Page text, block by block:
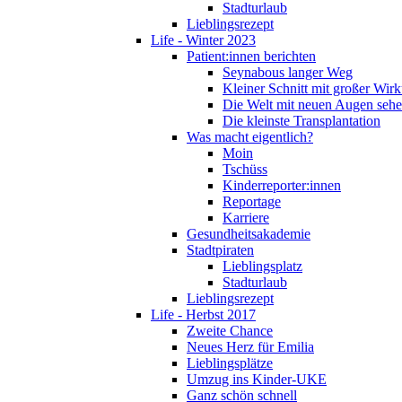
Stadturlaub
Lieblingsrezept
Life - Winter 2023
Patient:innen berichten
Seynabous langer Weg
Kleiner Schnitt mit großer
Die Welt mit neuen Augen
Die kleinste Transplantation
Was macht eigentlich?
Moin
Tschüss
Kinderreporter:innen
Reportage
Karriere
Gesundheitsakademie
Stadtpiraten
Lieblingsplatz
Stadturlaub
Lieblingsrezept
Life - Herbst 2017
Zweite Chance
Neues Herz für Emilia
Lieblingsplätze
Umzug ins Kinder-UKE
Ganz schön schnell